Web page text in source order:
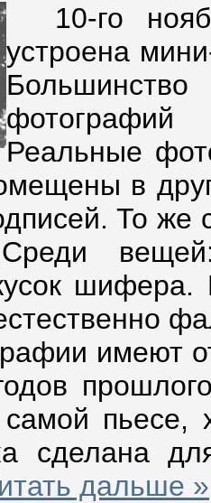
10-го
устроена
Реальные
в
То же
имеют
пьесе,
сделана
дальше »